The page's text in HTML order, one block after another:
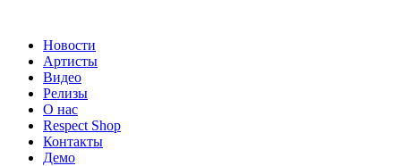
Новости
Артисты
Видео
Релизы
О нас
Respect Shop
Контакты
Демо